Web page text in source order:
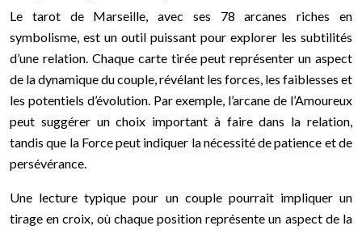
Le tarot de Marseille, avec ses 78 arcanes riches en
symbolisme, est un outil puissant pour explorer les subtilités
d’une relation. Chaque carte tirée peut représenter un aspect
de la dynamique du couple, révélant les forces, les faiblesses et
les potentiels d’évolution. Par exemple, l’arcane de l’Amoureux
peut suggérer un choix important à faire dans la relation,
tandis que la Force peut indiquer la nécessité de patience et de
persévérance.
Une lecture typique pour un couple pourrait impliquer un
tirage en croix, où chaque position représente un aspect de la